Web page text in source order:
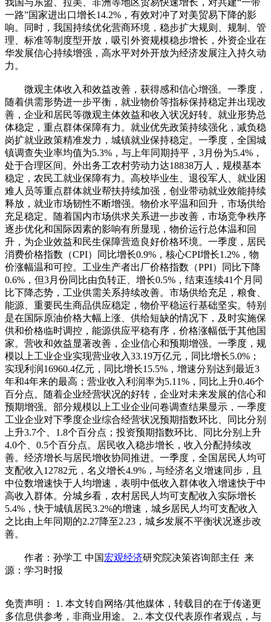
一路”国家进出口增长14.2%，有效对冲了对美贸易下降的影
响。同时，我国持续优化营商环境，稳步扩大规则、规制、管
理、标准等制度型开放，吸引外资规模稳步增长，外资企业在
华发展信心持续增强，高水平对外开放为经济发展注入持久动
力。
微观主体收入和效益改善，获得感和信心增强。一季度，
随着供需形势进一步平衡，就业物价等指标保持稳定并出现改
善，企业和居民等微观主体效益和收入状况好转。就业形势总
体稳定，重点群体保障有力。就业优先政策持续强化，减负稳
岗扩就业政策精准发力，城镇就业保持稳定。一季度，全国城
镇调查失业率均值为5.3%，与上年同期持平，3月份为5.4%，
处于合理区间。外出务工农村劳动力达18838万人，规模基本
稳定，农民工就业保障有力。高校毕业生、退役军人、就业困
难人员等重点群体就业帮扶持续加强，创业带动就业效能持续
释放，就业市场韧性不断增强。物价水平温和回升，市场供给
充足稳定。随着国内市场供求关系进一步改善，市场竞争秩序
逐步优化和国际因素的影响有所显现，物价运行总体温和回
升，为企业效益和民生保障营造良好价格环境。一季度，居民
消费价格指数（CPI）同比增长0.9%，核心CPI增长1.2%，物
价涨幅温和可控。工业生产者出厂价格指数（PPI）同比下降
0.6%，但3月份同比由负转正、增长0.5%，结束连续41个月同
比下降态势，工业供需关系持续改善。市场供给充足，粮食、
能源、重要民生商品供应稳定，物价平稳运行基础坚实。特别
是在国际原油价格大幅上涨、供给短缺的情况下，及时实施保
供和价格临时调控，能源供应平稳有序，价格涨幅低于其他国
家。营收和效益显著改善，企业信心和预期增强。一季度，规
模以上工业企业实现营业收入33.19万亿元，同比增长5.0%；
实现利润16960.4亿元，同比增长15.5%，增速分别达到最近3
年和4年来的最高；营业收入利润率为5.11%，同比上升0.46个
百分点。随着企业经营状况的好转，企业对未来发展的信心和
预期增强。部分规模以上工业企业问卷调查结果显示，一季度
工业企业对下季度企业综合经营状况预期指数环比、同比分别
上升3.7个、1.8个百分点；投资预期指数环比、同比分别上升
4.0个、0.5个百分点。居民收入稳步增长，收入分配持续改
善。经济增长与居民增收协同推进。一季度，全国居民人均可
支配收入12782元，名义增长4.9%，与经济名义增速同步，且
中位数增速快于人均增速，表明中低收入群体收入增速快于中
高收入群体。分城乡看，农村居民人均可支配收入实际增长
5.4%，快于城镇居民3.2%的增速，城乡居民人均可支配收入
之比由上年同期的2.27降至2.23，城乡发展不平衡状况逐步改
善。
作者：孙学工 中国宏观经济研究院决策咨询部主任 来
源：学习时报
免责声明： 1. 本文转自网络/其他媒体，转载目的在于传递更
多信息供参考，非商业用途。 2.. 本文仅代表原作者观点，与